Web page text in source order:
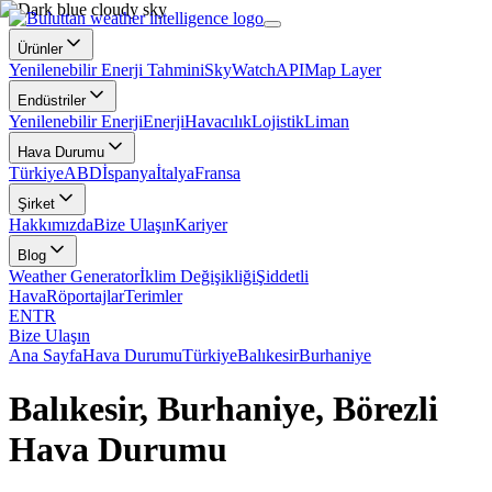
Ürünler
Yenilenebilir Enerji TahminiSkyWatchAPIMap Layer
Endüstriler
Yenilenebilir EnerjiEnerjiHavacılıkLojistikLiman
Hava Durumu
TürkiyeABDİspanyaİtalyaFransa
Şirket
HakkımızdaBize UlaşınKariyer
Blog
Weather Generatorİklim DeğişikliğiŞiddetli
HavaRöportajlarTerimler
ENTR
Bize Ulaşın
Ana SayfaHava DurumuTürkiyeBalıkesirBurhaniye
Balıkesir, Burhaniye, Börezli
Hava Durumu